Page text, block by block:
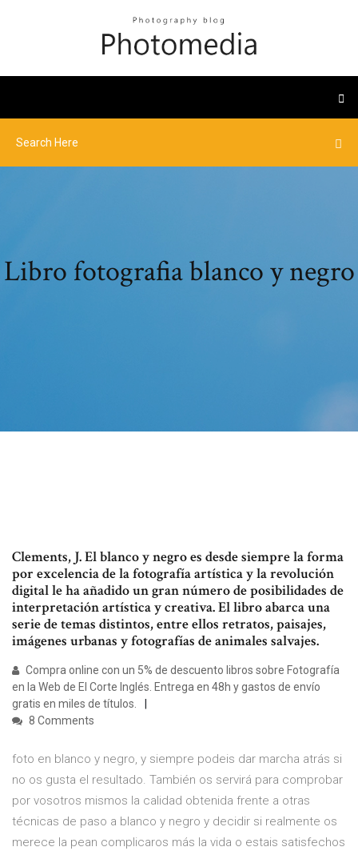
Libro fotografia blanco y negro
Clements, J. El blanco y negro es desde siempre la forma
por excelencia de la fotografía artística y la revolución
digital le ha añadido un gran número de posibilidades de
interpretación artística y creativa. El libro abarca una
serie de temas distintos, entre ellos retratos, paisajes,
imágenes urbanas y fotografías de animales salvajes.
Compra online con un 5% de descuento libros sobre Fotografía
en la Web de El Corte Inglés. Entrega en 48h y gastos de envío
gratis en miles de títulos.
8 Comments
foto en blanco y negro, y siempre podeis dar marcha atrás si
no os gusta el resultado. También os servirá para comprobar
por vosotros mismos la calidad obtenida frente a otras
técnicas de paso a blanco y negro y decidir si realmente os
merece la pean complicaros más la vida o estais satisfechos